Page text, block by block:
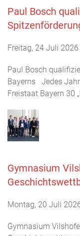
Paul Bosch
Freitag, 24 Juli 2026
Paul Bosch
Bayerns Jedes
Freistaat Bayern 30
Gymnasium
Montag, 20 Juli
Gymnasium